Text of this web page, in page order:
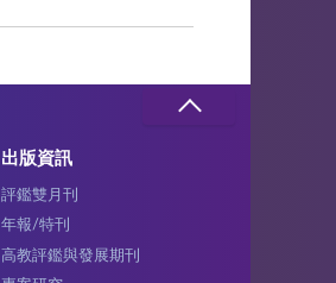
出版資訊
評鑑雙月刊
年報/特刊
高教評鑑與發展期刊